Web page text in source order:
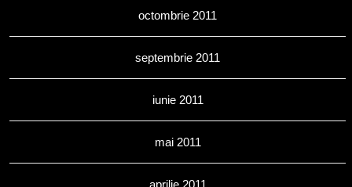
octombrie 2011
septembrie 2011
iunie 2011
mai 2011
aprilie 2011